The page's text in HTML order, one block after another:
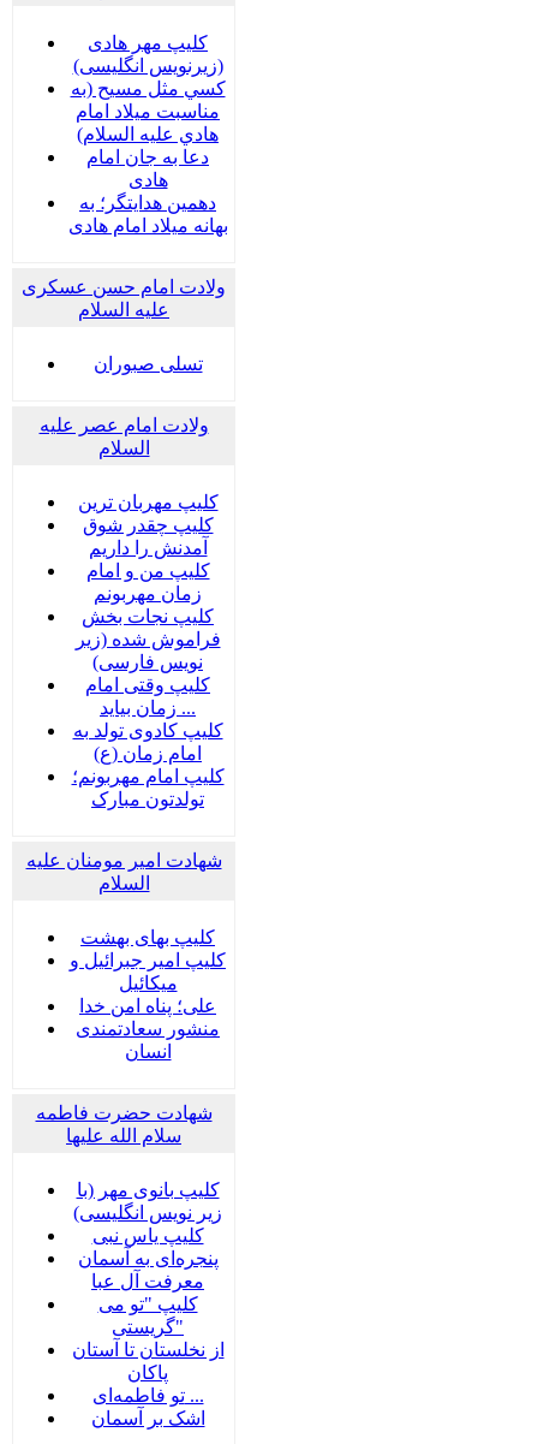
کلیپ مهر هادی
(زیرنویس انگلیسی)
كسي مثل مسيح (به
مناسبت ميلاد امام
هادي عليه السلام)
دعا به جان امام
هادی
دهمین هدایتگر؛ به
بهانه میلاد امام هادی
ولادت امام حسن عسکری
علیه السلام
تسلی صبوران
ولادت امام عصر علیه
السلام
کلیپ مهربان ترین
کلیپ چقدر شوق
آمدنش را داریم
کلیپ من و امام
زمان مهربونم
کلیپ نجات بخش
فراموش شده (زیر
نویس فارسی)
کلیپ وقتی امام
زمان بیاید ...
کلیپ کادوی تولد به
امام زمان (ع)
کلیپ امام مهربونم؛
تولدتون مبارک
شهادت امیر مومنان علیه
السلام
کلیپ بهای بهشت
کلیپ امیر جبرائیل و
میکائیل
علی؛ پناه امن خدا
منشور سعادتمندی
انسان
شهادت حضرت فاطمه
سلام الله علیها
کلیپ بانوی مهر (با
زیر نویس انگلیسی)
کلیپ یاس نبی
پنجره‌ای به آسمان
معرفت آل عبا
کلیپ "تو می
گریستی"
از نخلستان تا آستان
پاکان
تو فاطمه‌ای ...
اشک بر آسمان